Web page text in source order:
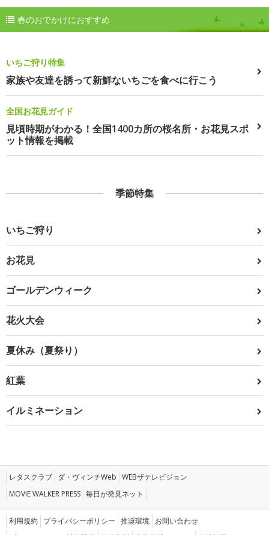
春のおでかけにおすすめ
いちご狩り特集
家族や友達を誘って新鮮ないちごを食べに行こう
全国お花見ガイド
見頃時期がわかる！全国1400カ所の桜名所・お花見スポ
ット情報を掲載
季節特集
いちご狩り
お花見
ゴールデンウィーク
花火大会
夏休み（夏祭り）
紅葉
イルミネーション
レタスクラブ ダ・ヴィンチWeb WEBザテレビジョン
MOVIE WALKER PRESS 毎日が発見ネット
利用規約 プライバシーポリシー 推奨環境 お問い合わせ